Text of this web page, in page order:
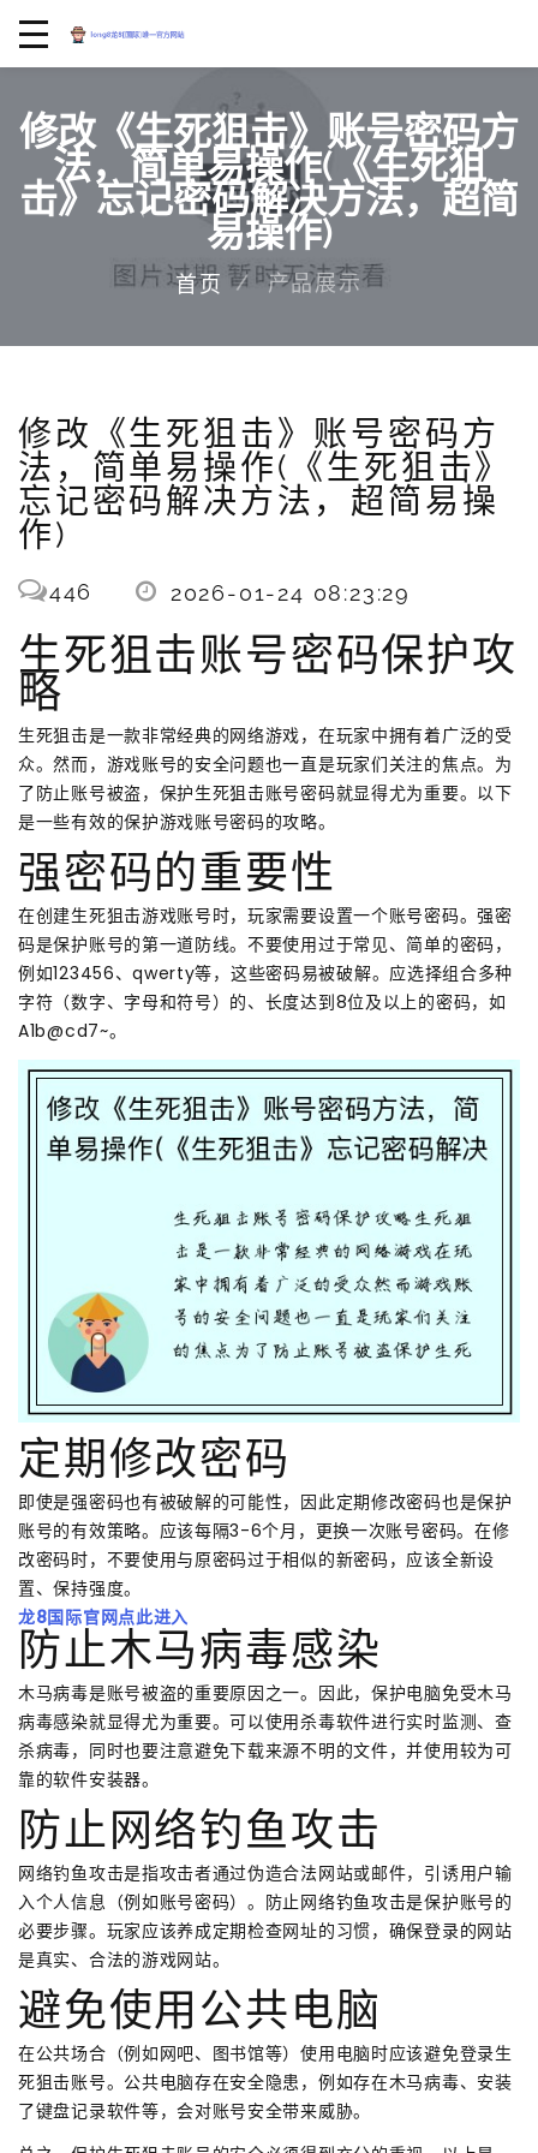
修改《生死狙击》账号密码方
法，简单易操作(《生死狙
击》忘记密码解决方法，超简
易操作)
首页 产品展示
修改《生死狙击》账号密码方
法，简单易操作(《生死狙击》
忘记密码解决方法，超简易操
作)
446 2026-01-24 08:23:29
生死狙击账号密码保护攻
略
生死狙击是一款非常经典的网络游戏，在玩家中拥有着广泛的受
众。然而，游戏账号的安全问题也一直是玩家们关注的焦点。为
了防止账号被盗，保护生死狙击账号密码就显得尤为重要。以下
是一些有效的保护游戏账号密码的攻略。
强密码的重要性
在创建生死狙击游戏账号时，玩家需要设置一个账号密码。强密
码是保护账号的第一道防线。不要使用过于常见、简单的密码，
例如123456、qwerty等，这些密码易被破解。应选择组合多种
字符（数字、字母和符号）的、长度达到8位及以上的密码，如
A1b@cd7~。
定期修改密码
即使是强密码也有被破解的可能性，因此定期修改密码也是保护
账号的有效策略。应该每隔3-6个月，更换一次账号密码。在修
改密码时，不要使用与原密码过于相似的新密码，应该全新设
置、保持强度。
龙8国际官网点此进入
防止木马病毒感染
木马病毒是账号被盗的重要原因之一。因此，保护电脑免受木马
病毒感染就显得尤为重要。可以使用杀毒软件进行实时监测、查
杀病毒，同时也要注意避免下载来源不明的文件，并使用较为可
靠的软件安装器。
防止网络钓鱼攻击
网络钓鱼攻击是指攻击者通过伪造合法网站或邮件，引诱用户输
入个人信息（例如账号密码）。防止网络钓鱼攻击是保护账号的
必要步骤。玩家应该养成定期检查网址的习惯，确保登录的网站
是真实、合法的游戏网站。
避免使用公共电脑
在公共场合（例如网吧、图书馆等）使用电脑时应该避免登录生
死狙击账号。公共电脑存在安全隐患，例如存在木马病毒、安装
了键盘记录软件等，会对账号安全带来威胁。